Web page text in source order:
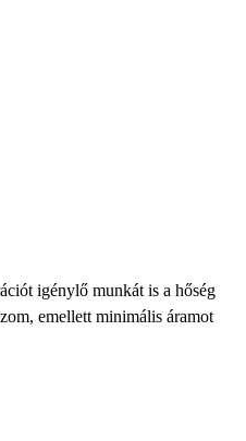
igénylő munkát is a hőség
emellett minimális áramot